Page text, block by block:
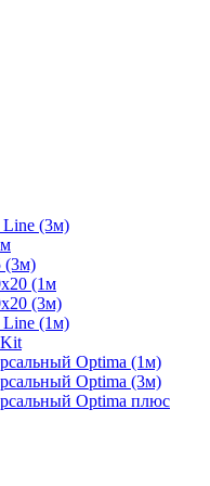
Line (3м)
(3м)
(1м
(3м)
Line (1м)
Kit
Optima (1м)
Optima (3м)
Optima плюс